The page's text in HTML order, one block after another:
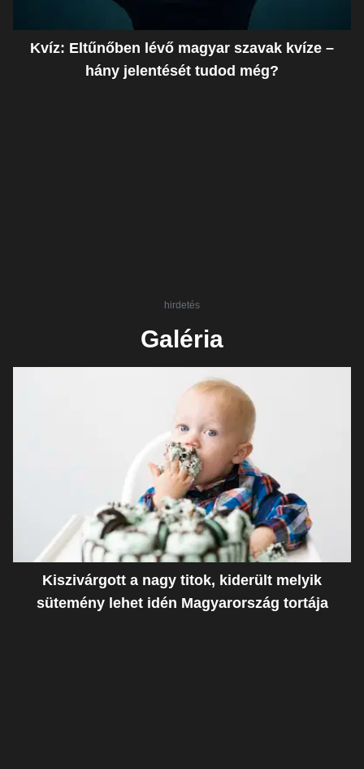
Kvíz: Eltűnőben lévő magyar szavak kvíze –
hány jelentését tudod még?
hirdetés
Galéria
Kiszivárgott a nagy titok, kiderült melyik
sütemény lehet idén Magyarország tortája